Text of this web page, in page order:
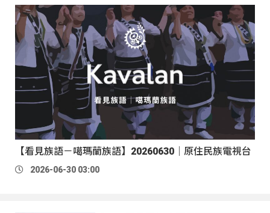
【看見族語－噶瑪蘭族語】20260630｜原住民族電視台
2026-06-30 03:00